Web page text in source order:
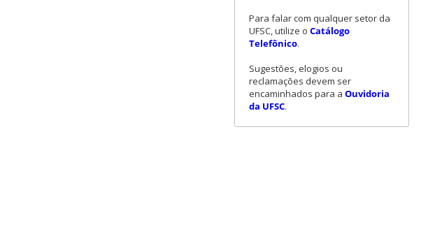
Para falar com qualquer setor da
UFSC, utilize o Catálogo
Telefônico.
Sugestões, elogios ou
reclamações devem ser
encaminhados para a Ouvidoria
da UFSC.